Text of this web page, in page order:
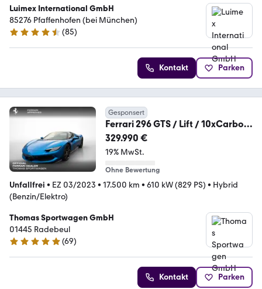
Luimex International GmbH
85276 Pfaffenhofen (bei München)
4.7 Sterne
(85)
Kontakt Parken
Gesponsert
Ferrari 296 GTS / Lift / 10xCarbon
/ JBL / Voll
329.990 €
19% MwSt.
Ohne Bewertung
Unfallfrei • EZ 03/2023 • 17.500 km • 610 kW (829 PS) • Hybrid
(Benzin/Elektro)
Thomas Sportwagen GmbH
01445 Radebeul
5 Sterne
(69)
Kontakt Parken